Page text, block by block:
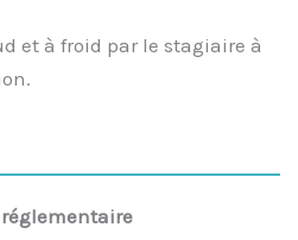
et à froid par le stagiaire à